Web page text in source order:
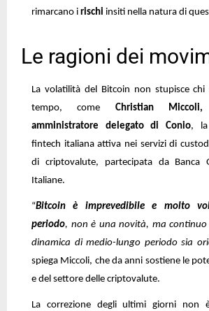
rimarcano i rischi insiti nella natura di
Le ragioni dei
La volatilità del Bitcoin non stupisce chi
tempo, come Christian
amministratore delegato di Conio, la
fintech italiana attiva nei servizi di
di criptovalute, partecipata da Banca
Italiane.
“Bitcoin è imprevedibile e molto
periodo, non è una novità, ma continuo
dinamica di medio-lungo periodo sia
spiega Miccoli, che da anni sostiene le
e del settore delle criptovalute.
La correzione degli ultimi giorni non